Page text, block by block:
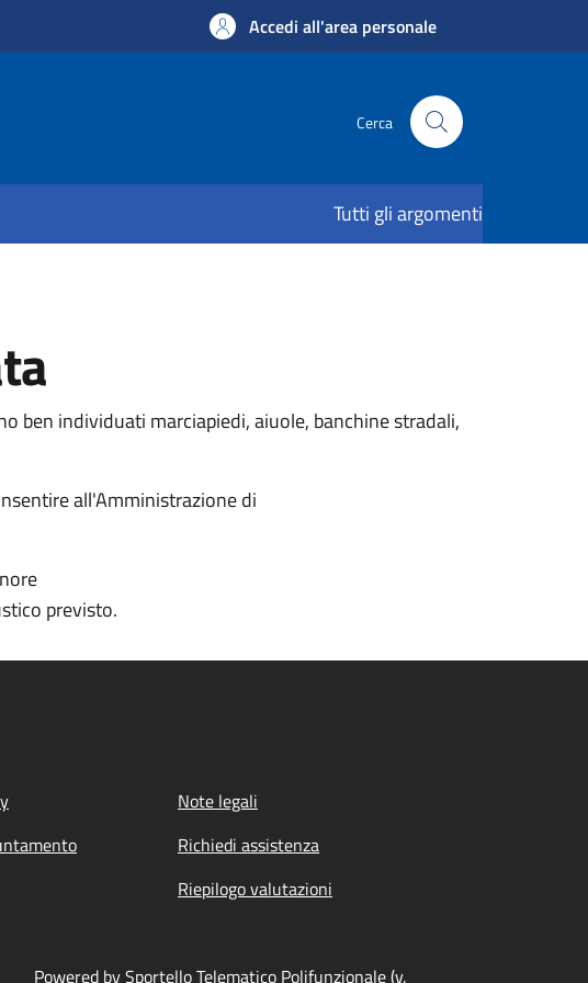
Accedi all'area personale
Cerca
Tutti gli argomenti
ben individuati marciapiedi, aiuole, banchine stradali,
all'Amministrazione di
previsto.
Note legali
Richiedi assistenza
Riepilogo valutazioni
Powered by Sportello Telematico Polifunzionale (v.